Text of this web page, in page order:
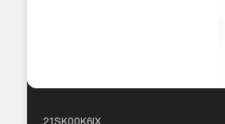
21SK00K6IX